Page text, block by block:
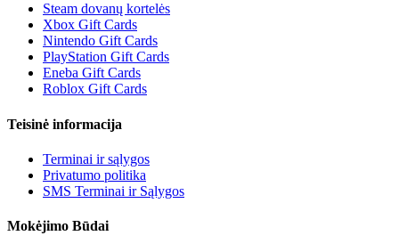
Steam dovanų kortelės
Xbox Gift Cards
Nintendo Gift Cards
PlayStation Gift Cards
Eneba Gift Cards
Roblox Gift Cards
Teisinė informacija
Terminai ir sąlygos
Privatumo politika
SMS Terminai ir Sąlygos
Mokėjimo Būdai